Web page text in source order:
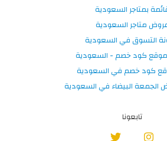
بمتاجر السعودية
متاجر السعودية
التسوق في السعودية
كود خصم - السعودية
كود خصم في السعودية
الجمعة البيضاء في السعودية
تابعونا